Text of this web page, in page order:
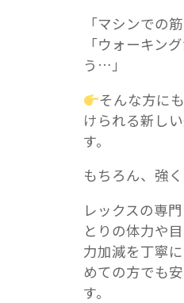
「マシンでの
「ウォーキン
う…」
そんな方に
けられる新し
す。
もちろん、強
レックスの専
とりの体力や
力加減を丁寧
めての方でも
す。